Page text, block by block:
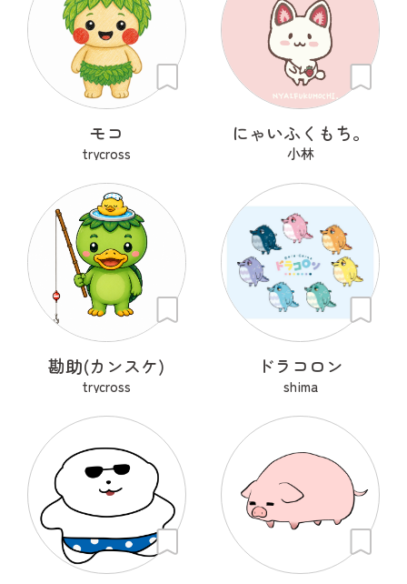
モコ
trycross
にゃいふくもち。
小林
勘助(カンスケ)
trycross
ドラコロン
shima